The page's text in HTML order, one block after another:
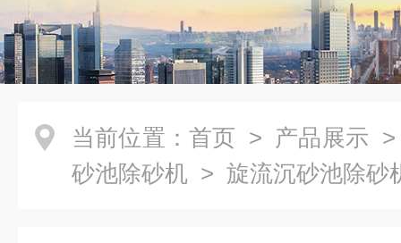
当前位置： 首页 > 产品展示
砂池除砂机 > 旋流沉砂池除砂